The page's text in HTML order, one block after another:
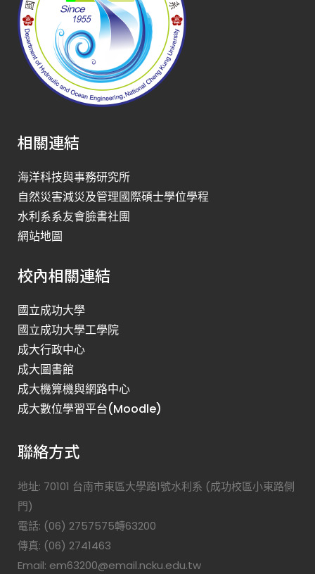
相關連結
海洋科技與事務研究所
自然災害減災及管理國際碩士學位學程
水利系系友會臉書社團
網站地圖
校內相關連結
國立成功大學
國立成功大學工學院
成大行政中心
成大圖書館
成大機算機與網路中心
成大數位學習平台(Moodle)
聯絡方式
地址: 70101 台南市東區大學路1號水利系 (成功校區小東路側
門)
電話: (06) 2757575轉63200
傳真: (06) 2741463
Email: em63200@email.ncku.edu.tw